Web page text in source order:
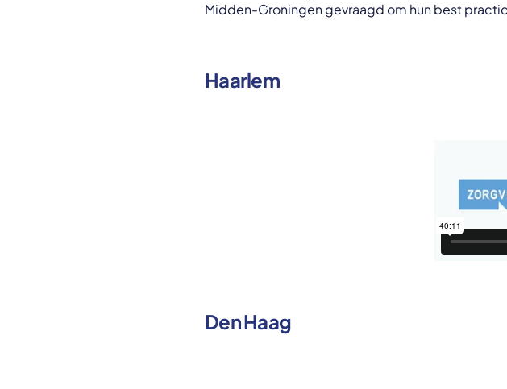
Midden-Groningen gevraagd om hun best
Haarlem
Den Haag